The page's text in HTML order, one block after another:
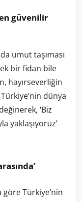
güvenilir
umut taşıması
bir fidan bile
hayırseverliğin
dünya
‘Biz
yaklaşıyoruz’
Türkiye’nin